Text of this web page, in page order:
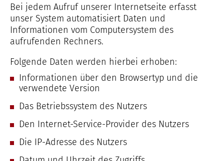
Bei jedem Aufruf unserer Internetseite erfasst
unser System automatisiert Daten und
Informationen vom Computersystem des
aufrufenden Rechners.
Folgende Daten werden hierbei erhoben:
Informationen über den Browsertyp und die
verwendete Version
Das Betriebssystem des Nutzers
Den Internet-Service-Provider des Nutzers
Die IP-Adresse des Nutzers